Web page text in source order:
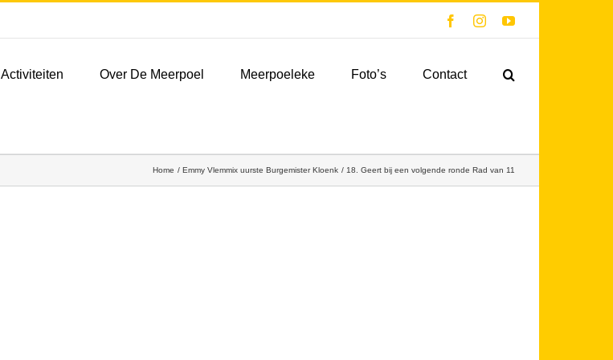
FacebookInstagramYouTube
Activiteiten Over De Meerpoel Meerpoeleke Foto’s Contact
Home Emmy Vlemmix uurste Burgemister Kloenk 18. Geert bij een volgende ronde Rad van 11